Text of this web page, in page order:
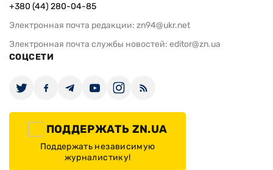
+380 (44) 280-04-85
Электронная почта редакции: zn94@ukr.net
Электронная почта службы новостей: editor@zn.ua
СОЦСЕТИ
ПОДДЕРЖАТЬ ZN.UA
Поддержать независимую
журналистику!